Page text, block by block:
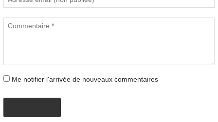
Me notifier l'arrivée de nouveaux commentaires